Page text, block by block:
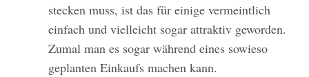
stecken muss, ist das für einige vermeintlich
einfach und vielleicht sogar attraktiv geworden.
Zumal man es sogar während eines sowieso
geplanten Einkaufs machen kann.